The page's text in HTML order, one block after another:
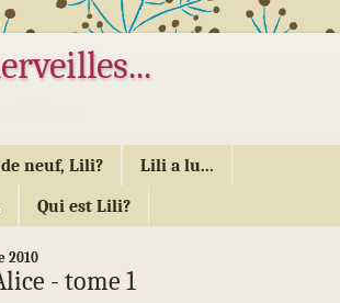
neuf, Lili? Lili a lu...
Qui est Lili?
2010
- tome 1